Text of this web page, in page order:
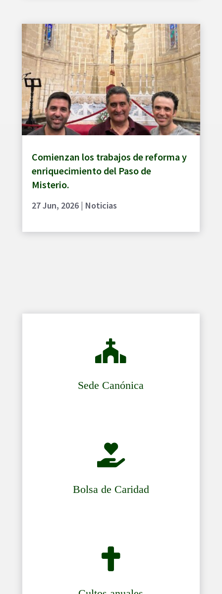
Comienzan los trabajos de reforma y
enriquecimiento del Paso de
Misterio.
27 Jun, 2026| Noticias

Sede Canónica

Bolsa de Caridad
